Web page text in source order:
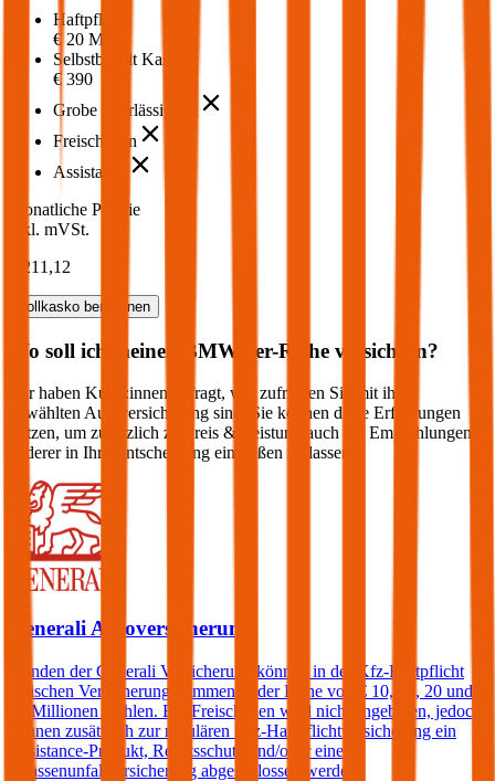
Haftpflicht
€ 20 Mio.
Selbstbehalt Kasko
€ 390
Grobe Fahrlässigkeit
Freischaden
Assistance
Monatliche Prämie
inkl. mVSt.
€ 211,12
Vollkasko berechnen
Wo soll ich meinen BMW 4er-Reihe versichern?
Wir haben Kund:innen befragt, wie zufrieden Sie mit ihrer
gewählten Autoversicherung sind. Sie können diese Erfahrungen
nutzen, um zusätzlich zu Preis & Leistung auch die Empfehlungen
anderer in Ihre Entscheidung einfließen zu lassen:
Generali Autoversicherung
Kunden der Generali Versicherung können in der Kfz-Haftpflicht
zwischen Versicherungssummen in der Höhe von € 10, 15, 20 und
25 Millionen wählen. Ein Freischaden wird nicht angeboten, jedoch
können zusätzlich zur regulären Kfz-Haftpflichtversicherung ein
Assistance-Produkt, Rechtsschutz und/oder eine
Insassenunfallversicherung abgeschlossen werden.